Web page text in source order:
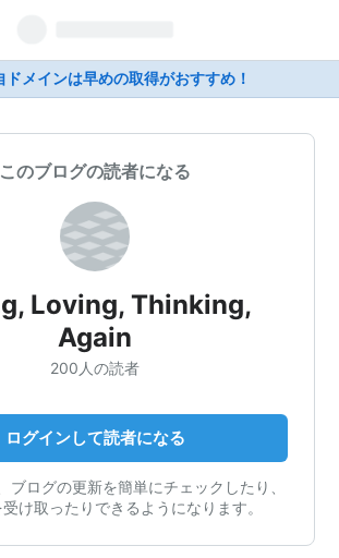
ドメインは早めの取得がおすすめ！
このブログの読者になる
Loving, Thinking,
Again
200人の読者
ログインして読者になる
ブログの更新を簡単にチェックしたり、
け取ったりできるようになります。